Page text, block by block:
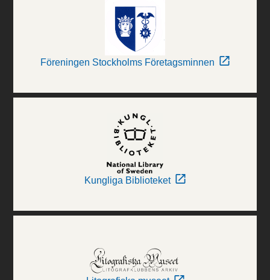
Föreningen Stockholms Företagsminnen
Kungliga Biblioteket